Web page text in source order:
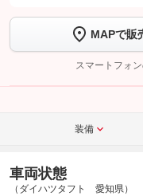
トーク画面で
ボ
完了してください
MAPで販
スマートフォ
装備
車両状態
（ダイハツタフト 愛知県）